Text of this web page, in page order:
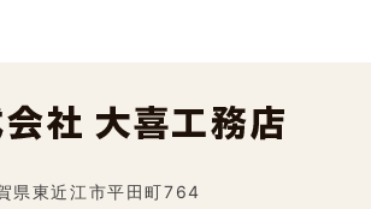
東近江市平田町764